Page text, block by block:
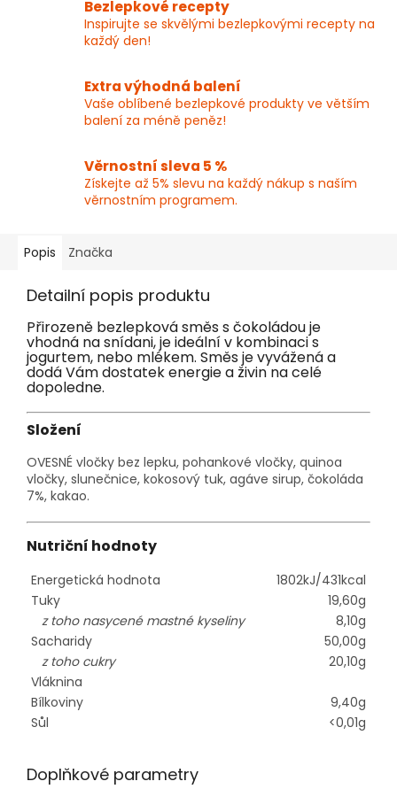
Bezlepkové recepty
Inspirujte se skvělými bezlepkovými recepty na
každý den!
Extra výhodná balení
Vaše oblíbené bezlepkové produkty ve větším
balení za méně peněz!
Věrnostní sleva 5 %
Získejte až 5% slevu na každý nákup s naším
věrnostním programem.
Popis Značka
Detailní popis produktu
Přirozeně bezlepková směs s čokoládou je
vhodná na snídani, je ideální v kombinaci s
jogurtem, nebo mlékem. Směs je vyvážená a
dodá Vám dostatek energie a živin na celé
dopoledne.
Složení
OVESNÉ vločky bez lepku, pohankové vločky, quinoa
vločky, slunečnice, kokosový tuk, agáve sirup, čokoláda
7%, kakao.
Nutriční hodnoty
Energetická hodnota
1802kJ/431kcal
Tuky
19,60g
z toho nasycené mastné kyseliny
8,10g
Sacharidy
50,00g
z toho cukry
20,10g
Vláknina
Bílkoviny
9,40g
Sůl
<0,01g
Doplňkové parametry